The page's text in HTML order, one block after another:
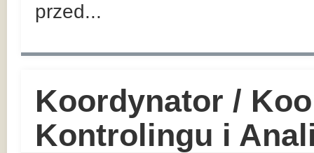
przed...
Koordynator /
Kontrolingu i